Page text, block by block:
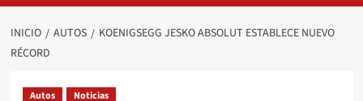
INICIO AUTOS
KOENIGSEGG JESKO ABSOLUT ESTABLECE NUEVO
RÉCORD
Autos Noticias